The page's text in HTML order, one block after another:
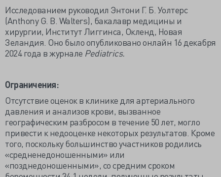
Исследованием руководил Энтони Г. Б. Уолтерс
(Anthony G. B. Walters), бакалавр медицины и
хирургии, Институт Лиггинса, Окленд, Новая
Зеландия. Оно было опубликовано онлайн 16 декабря
2024 года в журнале Pediatrics.
Ограничения:
Отсутствие оценок в клинике для артериального
давления и анализов крови, вызванное
географическим разбросом в течение 50 лет, могло
привести к недооценке некоторых результатов. Кроме
того, поскольку большинство участников родились
«средненедоношенными» или
«позднедоношенными», со средним сроком